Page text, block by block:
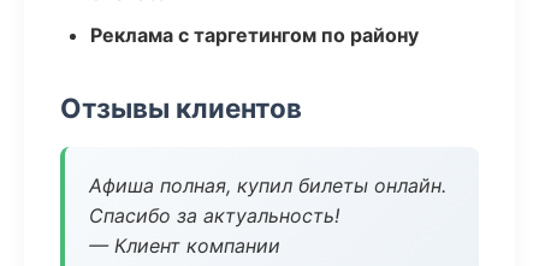
Реклама с таргетингом по району
Отзывы клиентов
Афиша полная, купил билеты онлайн.
Спасибо за актуальность!
— Клиент компании